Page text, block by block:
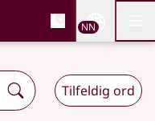
og
NN
Tilfeldig ord